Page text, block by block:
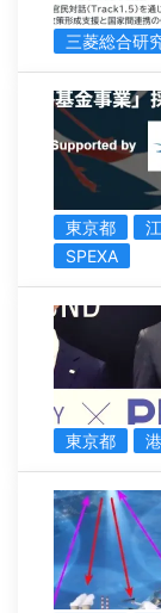
三菱総合研
東京都
SPEXA
東京都